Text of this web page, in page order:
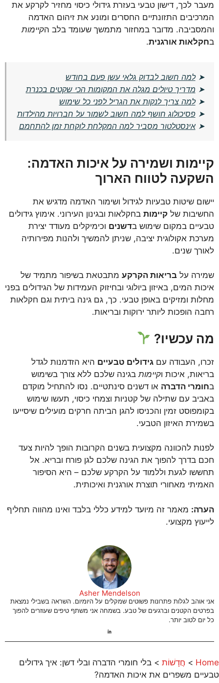
מעבר לכך, דישון טבעי בעזרת גידולי כיסוי מחזיר לקרקע את
המרכיבים התזונתיים החסרים ומונע את זיהום האדמה
והמסביבה. מדובר במחזור מתמשך שעומד בלב הקיימות
בחקלאות אורגנית.
➤למה חשוב לבדוק גלאי עשן פעם בחודש
➤ מדריך טיולים מגלה את המקומות הכי שקטים בכנרת
➤למה צריך לנקות את הגריל לפני כל שימוש
➤פסיכולוג חושף למה חשוב לשמור על חברויות מהילדות
➤אינסטלטור מסביר למה המקלחת לוקחת זמן להתחמם
קיימות ושמירה על איכות האדמה:
השקעה לטווח הארוך
יישום שיטות טבעיות לגידול ושימור האדמה מדגיש את
החשיבות של קיימות בחקלאות ובגינון העירוני. אימוץ גידולים
טבעיים במקום שימוש בדשנים וכימיקלים מעודד יצירת
מערכת אקולוגית יציבה, שניתן להמשיך ולהנות מפירותיה
לאורך שנים.
שמירה על בריאות הקרקע מתבטאת בשיפור מתמיד של
איכות המים, באיזון ביולוגי ובחיזוק העמידות של הגידולים בפני
מחלות ומזיקים באופן טבעי. כך, גם גינה ביתית וגם חקלאות
רחבה הופכות ליותר ירוקות ובריאות.
מה עכשיו?
זכרו, העבודה עם גידולים טבעיים היא הזדמנות לגדל
בריאות, איכות וקיימות בגינה שלכם ללא צורך בשימוש
בחומרי הדברה או דשנים סינתטיים. נסו להתחיל מוקדם
באביב עם שתילה של קטניות וצמחי כיסוי, תעשו שימוש
בקומפוסט זמין והכניסו להגן הביתה חרקים מועילים שיסייעו
בשמירת האיזון הטבעי.
לפנות להכוונה מקצועית בשנים הקרובות הופך להיות צעד
חכם בדרך להפוך את הגינה שלכם לגן פורח ובריא. אל
תחששו לגעת וללמוד על הקרקע שלכם – היא הסיפור
האמיתי מאחורי תוצרת אורגנית ואיכותית.
הערה: מאמר זה מיועד למידע כללי בלבד ואינו מהווה תחליף
לייעוץ מקצועי.
Asher Mendelson
אני אוהב לגלות פתרונות פשוטים שמקלים על היומיום. השראה בשבילי נמצאת
בפרטים הקטנים וברגעים של טבע. בשמחה אני משתף טיפים שעוזרים להפוך
כל יום לטוב יותר.
Home
> חֲדָשׁוֹת > בלי חומרי הדברה ובלי דשן: איך גידולים
טבעיים משפרים את איכות האדמה?